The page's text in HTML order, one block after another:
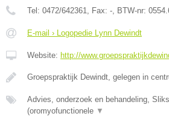
Tel: 0472/642361 , Fax: - , BTW-nr:
E-mail › Logopedie Lynn Dewindt
Website: http://
Groepspraktijk Dewindt, gelegen in
Advies, onderzoek en behandeling,
(oromyofunctionele ▼